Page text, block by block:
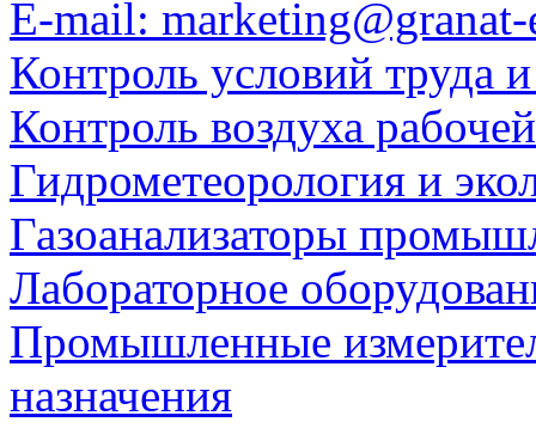
E-mail:
Контроль условий труда
Контроль воздуха
Гидрометеорология и
Газоанализаторы
Лабораторное
Промышленные
назначения